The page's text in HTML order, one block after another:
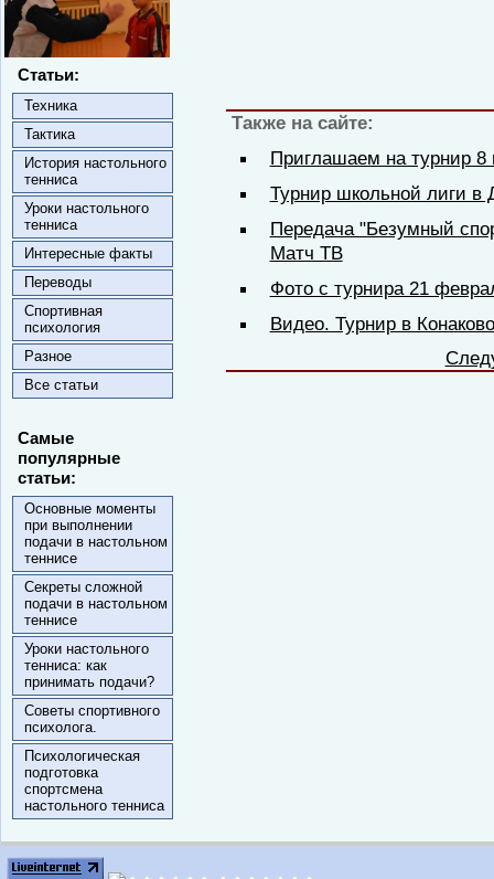
Статьи:
Техника
Тактика
История настольного
тенниса
Уроки настольного
тенниса
Интересные факты
Переводы
Спортивная
психология
Разное
Все статьи
Самые
популярные
статьи:
Основные моменты
при выполнении
подачи в настольном
теннисе
Секреты сложной
подачи в настольном
теннисе
Уроки настольного
тенниса: как
принимать подачи?
Советы спортивного
психолога.
Психологическая
подготовка
спортсмена
настольного тенниса
Также на сайте:
Приглашаем на турнир 8
Турнир школьной лиги в
Передача "Безумный
Матч ТВ
Фото с турнира 21
Видео. Турнир в